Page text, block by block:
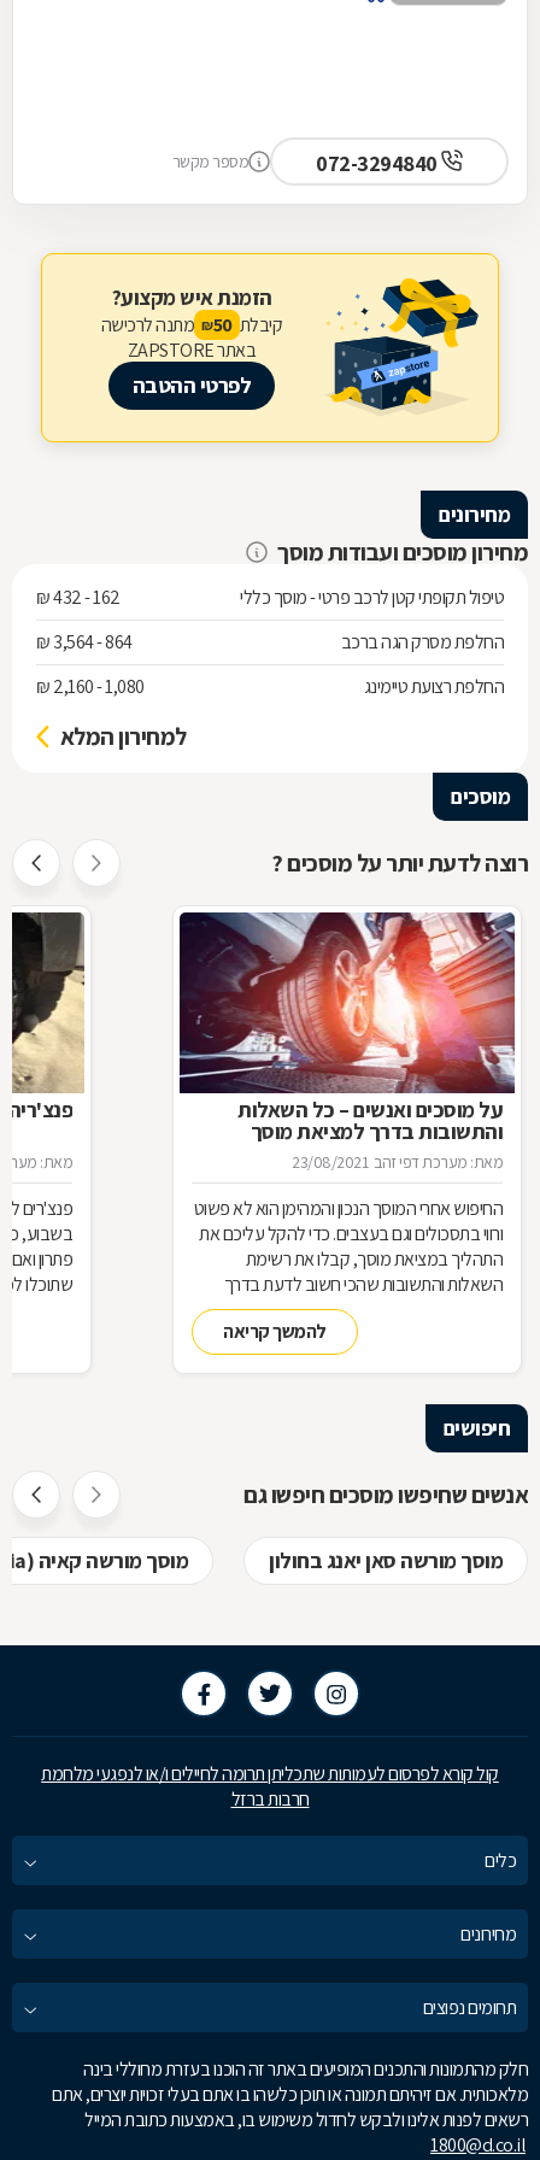
מספר מקשר
הזמנת איש מקצוע?
קיבלת 50
₪ מתנה לרכישה
באתר ZAPSTORE
לפרטי ההטבה
מחירונים
מחירון מוסכים ועבודות מוסך
טיפול תקופתי קטן לרכב פרטי - מוסך כללי
162 - 432 ₪
החלפת מסרק הגה ברכב
864 - 3,564 ₪
החלפת רצועת טיימינג
1,080 - 2,160 ₪
למחירון המלא
מוסכים
רוצה לדעת יותר על מוסכים ?
על מוסכים ואנשים – כל השאלות
והתשובות בדרך למציאת מוסך
מאת: מערכת דפי זהב 23/08/2021
החיפוש אחרי המוסך הנכון והמהימן הוא לא פשוט
ורווי בתסכולים וגם בעצבים. כדי להקל עליכם את
התהליך במציאת מוסך, קבלו את רשימת
השאלות והתשובות שהכי חשוב לדעת בדרך
להמשך קריאה
מאת:
פנצ'רים
בשבוע,
פתרון
שתוכלו
חיפושים
אנשים שחיפשו מוסכים חיפשו גם
מוסך מורשה סאן יאנג בחולון מוסך מורשה קאיה (kia) בחולון
קול קורא לפרסום לעמותות שתכליתן תרומה לחיילים ו/או לנפגעי מלחמת
חרבות ברזל
כלים
מחירונים
תחומים נפוצים
חלק מהתמונות והתכנים המופיעים באתר זה הוכנו בעזרת מחוללי בינה
מלאכותית. אם זיהיתם תמונה או תוכן כלשהו בו אתם בעלי זכויות יוצרים, אתם
רשאים לפנות אלינו ולבקש לחדול משימוש בו, באמצעות כתובת המייל
1800@d.co.il